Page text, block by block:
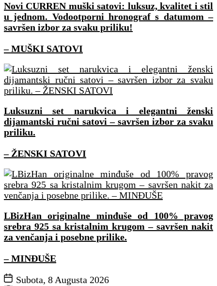
Novi CURREN muški satovi: luksuz, kvalitet i stil
u jednom. Vodootporni hronograf s datumom –
savršen izbor za svaku priliku!
– MUŠKI SATOVI
Luksuzni set narukvica i elegantni ženski
dijamantski ručni satovi – savršen izbor za svaku
priliku.
– ŽENSKI SATOVI
LBizHan originalne minđuše od 100% pravog
srebra 925 sa kristalnim krugom – savršen nakit
za venčanja i posebne prilike.
– MINĐUŠE
Subota, 8 Augusta 2026